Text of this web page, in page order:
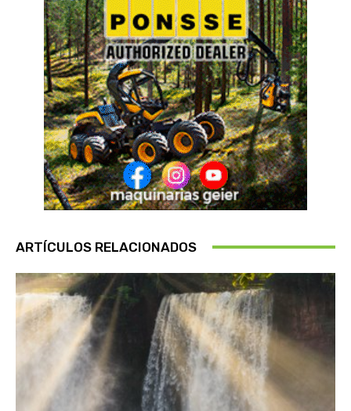
ARTÍCULOS RELACIONADOS